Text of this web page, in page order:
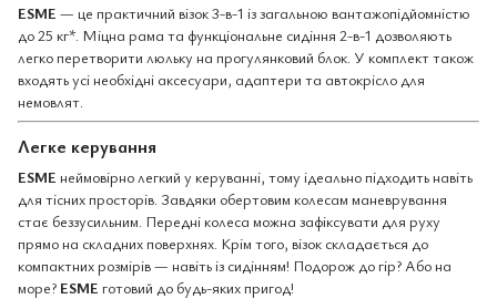
ESME — це практичний візок 3-в-1 із загальною вантажопідйомністю
до 25 кг*. Міцна рама та функціональне сидіння 2-в-1 дозволяють
легко перетворити люльку на прогулянковий блок. У комплект також
входять усі необхідні аксесуари, адаптери та автокрісло для
немовлят.
Легке керування
ESME неймовірно легкий у керуванні, тому ідеально підходить навіть
для тісних просторів. Завдяки обертовим колесам маневрування
стає беззусильним. Передні колеса можна зафіксувати для руху
прямо на складних поверхнях. Крім того, візок складається до
компактних розмірів — навіть із сидінням! Подорож до гір? Або на
море? ESME готовий до будь-яких пригод!